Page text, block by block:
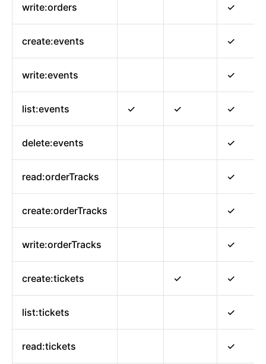
write:orders ✓
create:events ✓
write:events ✓
list:events ✓ ✓ ✓
delete:events ✓
read:orderTracks ✓
create:orderTracks ✓
write:orderTracks ✓
create:tickets ✓ ✓
list:tickets ✓
read:tickets ✓